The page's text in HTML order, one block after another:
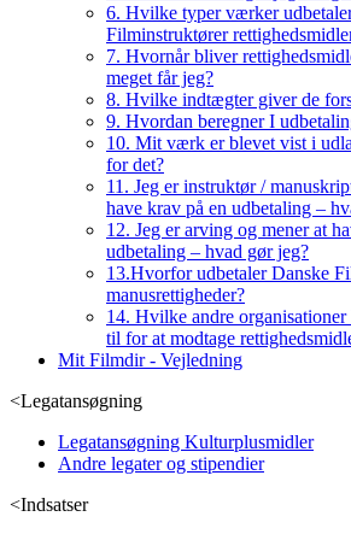
6. Hvilke typer værker
Filminstruktører
7. Hvornår bliver
meget får jeg?
8. Hvilke indtægter giver de
9. Hvordan beregner I
10. Mit værk er blevet vist i
for det?
11. Jeg er instruktør /
have krav på en udbetaling –
12. Jeg er arving og mener at
udbetaling – hvad gør jeg?
13.Hvorfor udbetaler Danske
manusrettigheder?
14. Hvilke andre
til for at modtage
Mit Filmdir - Vejledning
<Legatansøgning
Legatansøgning Kulturplusmidler
Andre legater og stipendier
<Indsatser